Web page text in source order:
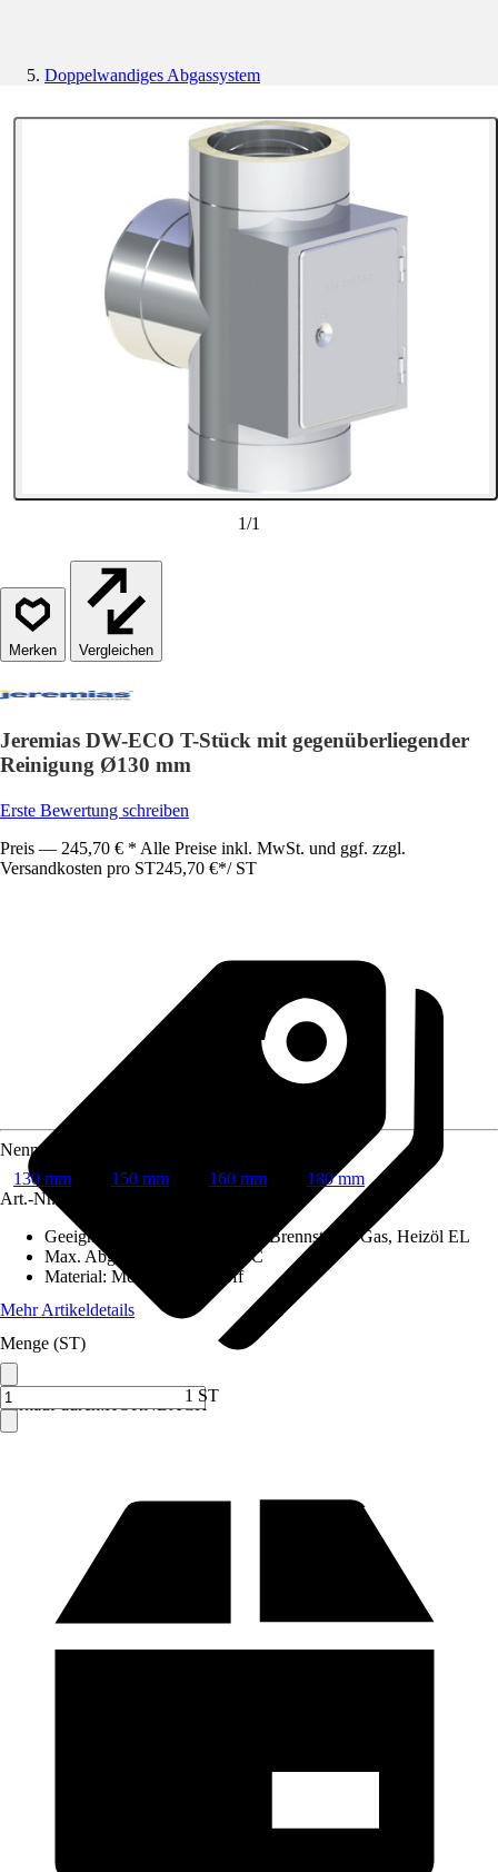
Doppelwandiges Abgassystem
1/1
Vergleichen
Jeremias DW-ECO T-Stück mit gegenüberliegender
Reinigung Ø130 mm
Erste Bewertung schreiben
Preis — 245,70 € * Alle Preise inkl. MwSt. und ggf. zzgl.
Versandkosten pro ST245,70 €*/ ST
Verkauf durch:HORNBACH
Nenndurchmesser
130 mm
150 mm 160 mm
180 mm
Art.-Nr.
Geeignet für Brennstoffe
Feste Brennstoffe, Gas, Heizöl EL
Max. Abgastemperatur
600 °C
Material: Metall, Dämmstoff
Mehr Artikeldetails
Menge (ST)
1 ST